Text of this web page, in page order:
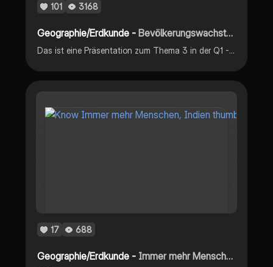
101 3168
Geographie/Erdkunde -Bevölkerungswachstum und Migration
Das ist eine Präsentation zum Thema 3 in der Q1 - Bevölkerungswachstum und Migration -> Demographische Prozesse in ihrer Bedeutung für die Tragfähigkeit von Räumen (Buch S.174-198) Viel Spass bei der Vorbereitung für das Abitur :)
17 688
Geographie/Erdkunde - Immer mehr Menschen, Indien